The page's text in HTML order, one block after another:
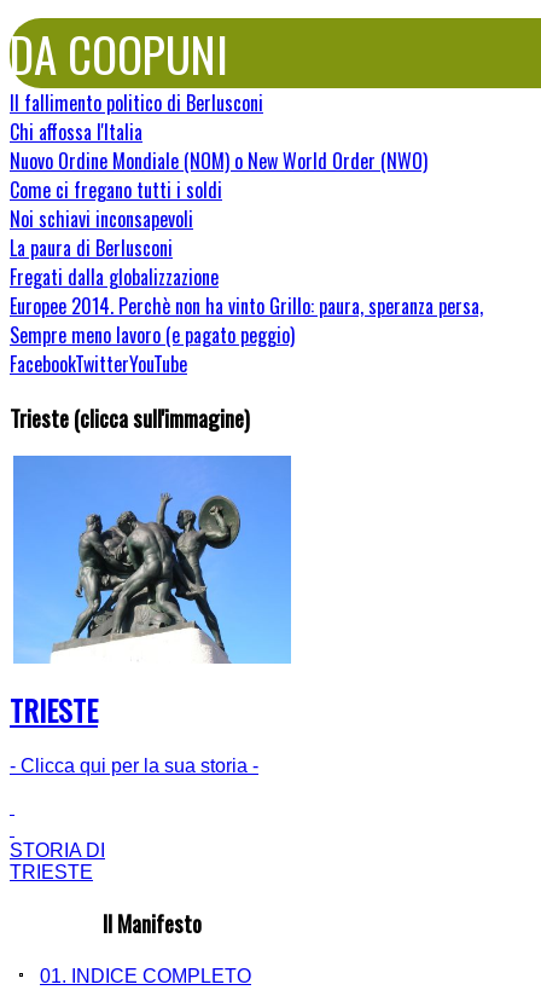
DA COOPUNI
Il fallimento politico di Berlusconi
Chi affossa l'Italia
Nuovo Ordine Mondiale (NOM) o New World Order (NWO)
Come ci fregano tutti i soldi
Noi schiavi inconsapevoli
La paura di Berlusconi
Fregati dalla globalizzazione
Europee 2014. Perchè non ha vinto Grillo: paura, speranza persa,
Sempre meno lavoro (e pagato peggio)
FacebookTwitterYouTube
Trieste (clicca sull'immagine)
TRIESTE
- Clicca qui per la sua storia -
STORIA DI
TRIESTE
Il Manifesto
01. INDICE COMPLETO